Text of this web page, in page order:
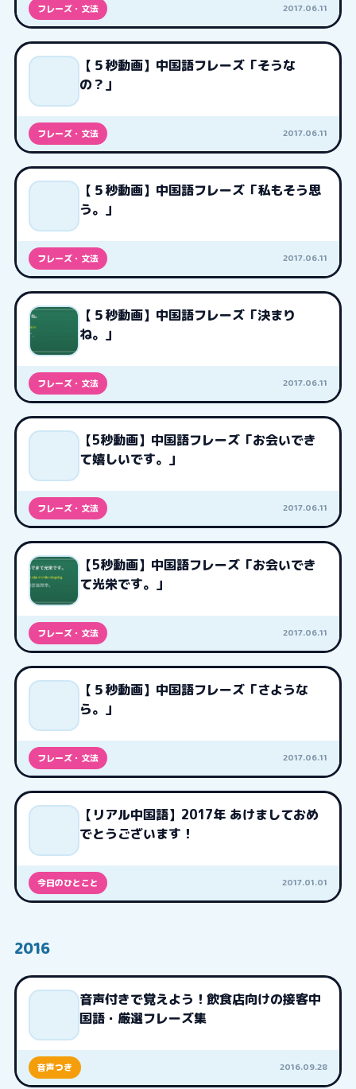
フレーズ・文法 2017.06.11
【５秒動画】中国語フレーズ「そうな
の？」
フレーズ・文法 2017.06.11
【５秒動画】中国語フレーズ「私もそう思
う。」
フレーズ・文法 2017.06.11
【５秒動画】中国語フレーズ「決まり
ね。」
フレーズ・文法 2017.06.11
【5秒動画】中国語フレーズ「お会いでき
て嬉しいです。」
フレーズ・文法 2017.06.11
【5秒動画】中国語フレーズ「お会いでき
て光栄です。」
フレーズ・文法 2017.06.11
【５秒動画】中国語フレーズ「さような
ら。」
フレーズ・文法 2017.06.11
【リアル中国語】2017年 あけましておめ
でとうございます！
今日のひとこと 2017.01.01
2016
音声付きで覚えよう！飲食店向けの接客中
国語・厳選フレーズ集
音声つき 2016.09.28